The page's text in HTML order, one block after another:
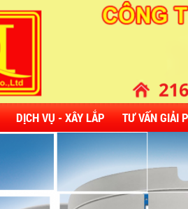
DỊCH VỤ - XÂY LẮP TƯ VẤN GIẢI